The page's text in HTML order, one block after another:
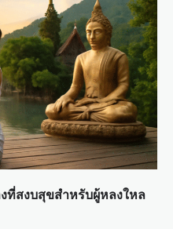
ที่สงบสุขสำหรับผู้หลงใหล